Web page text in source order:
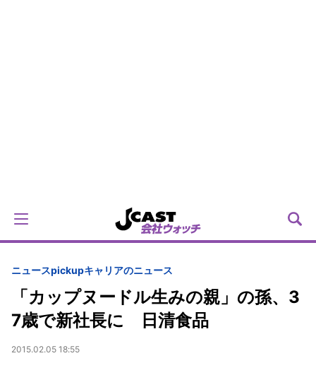
ニュースpickupキャリアのニュース
「カップヌードル生みの親」の孫、3
7歳で新社長に 日清食品
2015.02.05 18:55